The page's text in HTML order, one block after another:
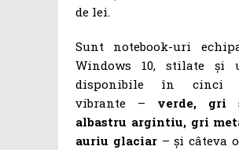
de lei.
Sunt notebook-uri
Windows 10, stilate și
disponibile în cinci
vibrante – verde, gri
albastru argintiu, gri
auriu glaciar– și câteva